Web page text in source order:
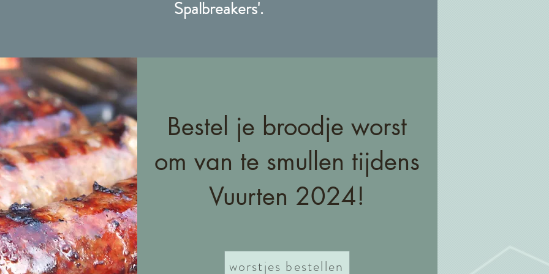
Spalbreakers'.
Bestel je broodje worst
om van te smullen tijdens
Vuurten 2024!
worstjes bestellen